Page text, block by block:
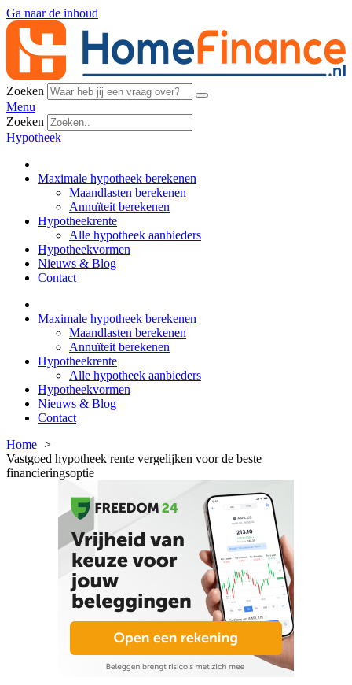
Ga naar de inhoud
Zoeken
Menu
Zoeken
Hypotheek
Maximale hypotheek berekenen
Maandlasten berekenen
Annuïteit berekenen
Hypotheekrente
Alle hypotheek aanbieders
Hypotheekvormen
Nieuws & Blog
Contact
Maximale hypotheek berekenen
Maandlasten berekenen
Annuïteit berekenen
Hypotheekrente
Alle hypotheek aanbieders
Hypotheekvormen
Nieuws & Blog
Contact
Home
Vastgoed hypotheek rente vergelijken voor de beste
financieringsoptie